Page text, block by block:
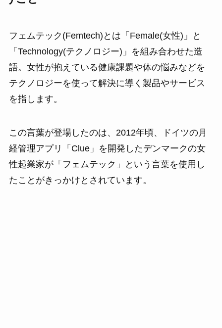
フェムテック(Femtech)とは「Female(女性)」と
「Technology(テクノロジー)」を組み合わせた造
語。女性が抱えている健康課題や体の悩みなどを
テクノロジーを使って解決に導く製品やサービス
を指します。
この言葉が登場したのは、2012年頃、ドイツの月
経管理アプリ「Clue」を開発したデンマークの女
性起業家が「フェムテック」という言葉を使用し
たことがきっかけとされています。